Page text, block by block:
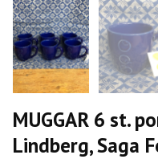
MUGGAR 6 st.
Lindberg, Saga